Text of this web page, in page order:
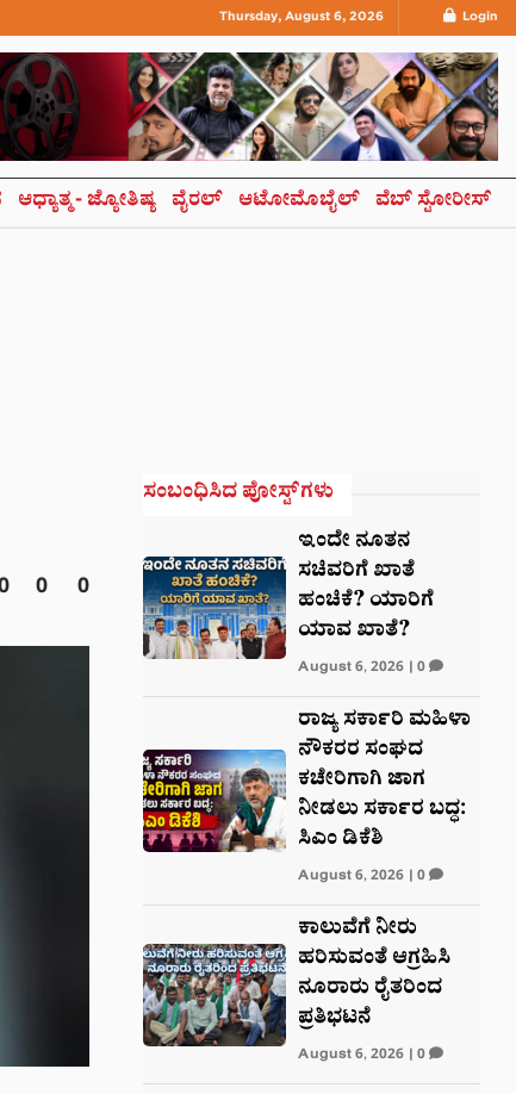
Thursday, August 6, 2026 Login
ಆಧ್ಯಾತ್ಮ- ಜ್ಯೋತಿಷ್ಯ ವೈರಲ್ ಆಟೋಮೊಬೈಲ್ ವೆಬ್ ಸ್ಟೋರೀಸ್
0 0
ಸಂಬಂಧಿಸಿದ ಪೋಸ್ಟ್‌ಗಳು
ಇಂದೇ ನೂತನ
ಸಚಿವರಿಗೆ ಖಾತೆ
ಹಂಚಿಕೆ? ಯಾರಿಗೆ
ಯಾವ ಖಾತೆ?
August 6, 2026| 0
ರಾಜ್ಯ ಸರ್ಕಾರಿ ಮಹಿಳಾ
ನೌಕರರ ಸಂಘದ
ಕಚೇರಿಗಾಗಿ ಜಾಗ
ನೀಡಲು ಸರ್ಕಾರ ಬದ್ಧ:
ಸಿಎಂ ಡಿಕೆಶಿ
August 6, 2026| 0
ಕಾಲುವೆಗೆ ನೀರು
ಹರಿಸುವಂತೆ ಆಗ್ರಹಿಸಿ
ನೂರಾರು ರೈತರಿಂದ
ಪ್ರತಿಭಟನೆ
August 6, 2026| 0